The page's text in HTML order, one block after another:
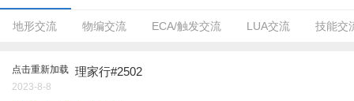
地形交流 物编交流 ECA/触发交流 LUA交流 技能交
点击重新加载 理家行#2502
2023-8-8